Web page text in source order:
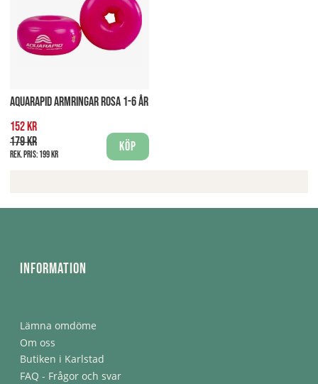
AQUARAPID ARMRINGAR ROSA 1-6 ÅR
152 kr
179 kr
Rek. pris:199 kr
Köp
Information
Lämna omdöme
Om oss
Butiken i Karlstad
FAQ - Frågor och svar